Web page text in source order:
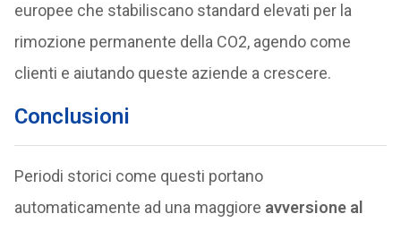
europee che stabiliscano standard elevati per la
rimozione permanente della CO2, agendo come
clienti e aiutando queste aziende a crescere.
Conclusioni
Periodi storici come questi portano
automaticamente ad una maggiore avversione al